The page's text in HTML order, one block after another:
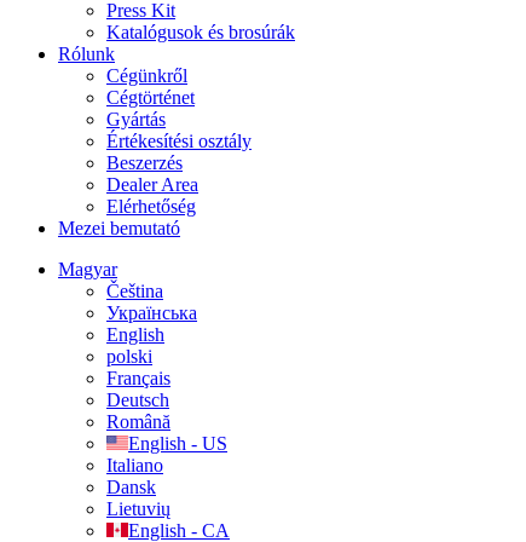
Press Kit
Katalógusok és brosúrák
Rólunk
Cégünkről
Cégtörténet
Gyártás
Értékesítési osztály
Beszerzés
Dealer Area
Elérhetőség
Mezei bemutató
Magyar
Čeština
Українська
English
polski
Français
Deutsch
Română
English - US
Italiano
Dansk
Lietuvių
English - CA